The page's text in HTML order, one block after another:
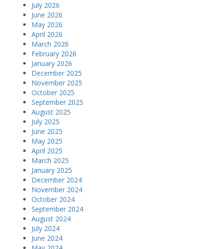
July 2026
June 2026
May 2026
April 2026
March 2026
February 2026
January 2026
December 2025
November 2025
October 2025
September 2025
August 2025
July 2025
June 2025
May 2025
April 2025
March 2025
January 2025
December 2024
November 2024
October 2024
September 2024
August 2024
July 2024
June 2024